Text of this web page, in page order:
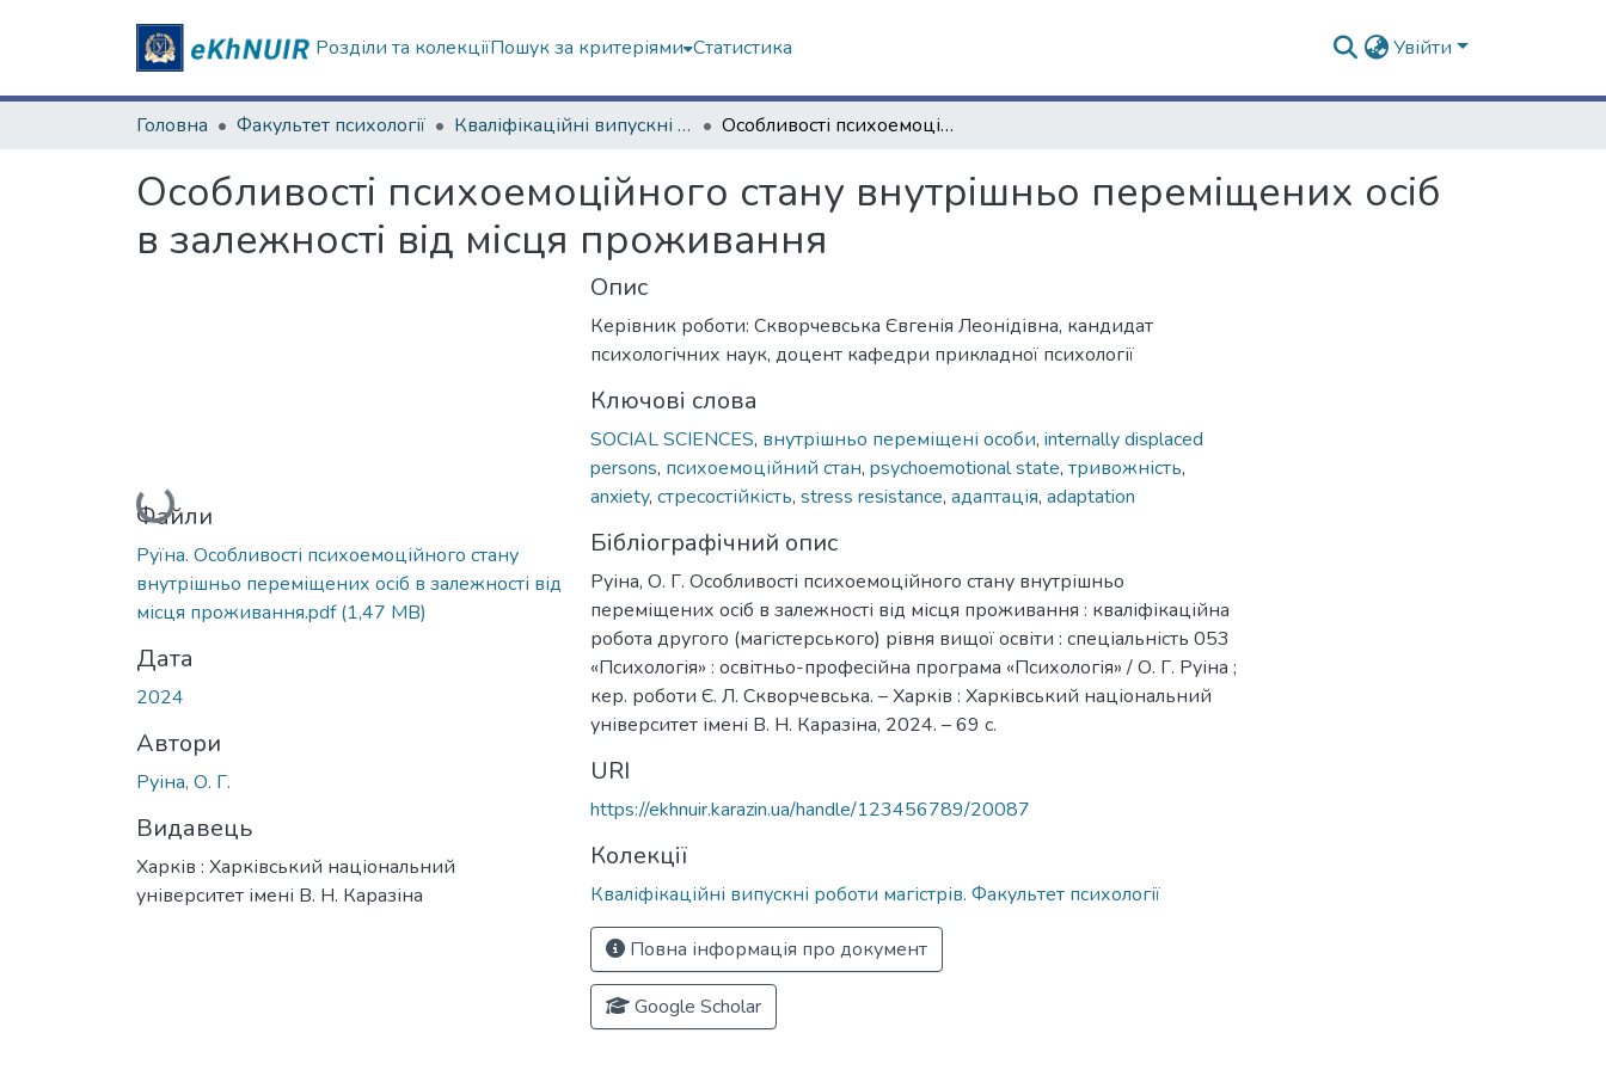
Розділи та колекціїПошук за критеріями Статистика Увійти
Головна Факультет психології Кваліфікаційні випускні роботи магістрів. Факультет психології Особливості психоемоційного стану внутрішньо переміщених осіб в залежності від місця проживання
Особливості психоемоційного стану внутрішньо переміщених осіб
в залежності від місця проживання
Вантажиться...
Файли
Руїна. Особливості психоемоційного стану
внутрішньо переміщених осіб в залежності від
місця проживання.pdf(1,47 MB)
Дата
2024
Автори
Руіна, О. Г.
Видавець
Харків : Харківський національний
університет імені В. Н. Каразіна
Опис
Керівник роботи: Скворчевська Євгенія Леонідівна, кандидат
психологічних наук, доцент кафедри прикладної психології
Ключові слова
SOCIAL SCIENCES, внутрішньо переміщені особи, internally displaced
persons, психоемоційний стан, psychoemotional state, тривожність,
anxiety, стресостійкість, stress resistance, адаптація, adaptation
Бібліографічний опис
Руіна, О. Г. Особливості психоемоційного стану внутрішньо
переміщених осіб в залежності від місця проживання : кваліфікаційна
робота другого (магістерського) рівня вищої освіти : спеціальність 053
«Психологія» : освітньо-професійна програма «Психологія» / О. Г. Руіна ;
кер. роботи Є. Л. Скворчевська. – Харків : Харківський національний
університет імені В. Н. Каразіна, 2024. – 69 с.
URI
https://ekhnuir.karazin.ua/handle/123456789/20087
Колекції
Кваліфікаційні випускні роботи магістрів. Факультет психології
Повна інформація про документ
Google Scholar